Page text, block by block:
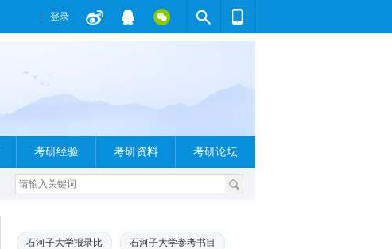
登录
考研经验 考研资料 考研论坛
石河子大学报录比 石河子大学参考书目